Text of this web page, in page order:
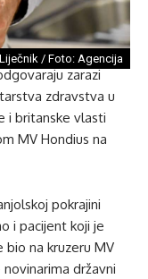
Liječnik / Foto: Agencija
zarazi
zdravstva u
i britanske vlasti
MV Hondius na
pokrajini
i pacijent koji je
bio na kruzeru MV
državni